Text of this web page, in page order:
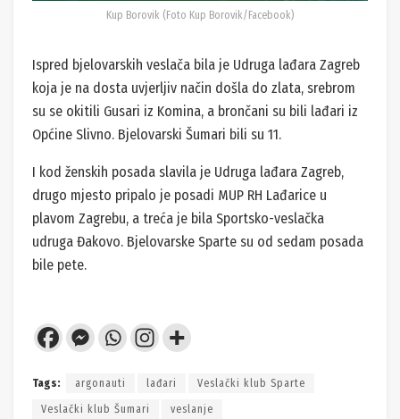
Kup Borovik (Foto Kup Borovik/Facebook)
Ispred bjelovarskih veslača bila je Udruga lađara Zagreb
koja je na dosta uvjerljiv način došla do zlata, srebrom
su se okitili Gusari iz Komina, a brončani su bili lađari iz
Općine Slivno. Bjelovarski Šumari bili su 11.
I kod ženskih posada slavila je Udruga lađara Zagreb,
drugo mjesto pripalo je posadi MUP RH Lađarice u
plavom Zagrebu, a treća je bila Sportsko-veslačka
udruga Đakovo. Bjelovarske Sparte su od sedam posada
bile pete.
Tags: argonauti lađari Veslački klub Sparte
Veslački klub Šumari veslanje